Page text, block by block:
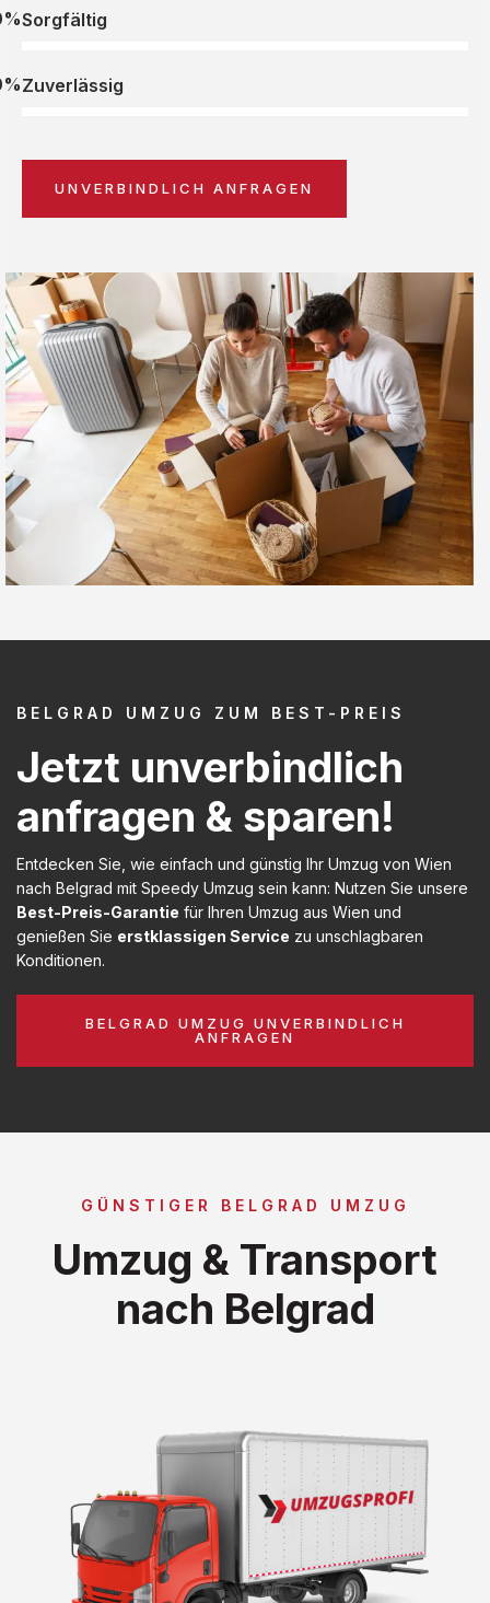
Sorgfältig
Zuverlässig
UNVERBINDLICH ANFRAGEN
BELGRAD UMZUG ZUM BEST-PREIS
Jetzt unverbindlich
anfragen & sparen!
Entdecken Sie, wie einfach und günstig Ihr Umzug von Wien
nach Belgrad mit Speedy Umzug sein kann: Nutzen Sie unsere
Best-Preis-Garantie für Ihren Umzug aus Wien und
genießen Sie erstklassigen Service zu unschlagbaren
Konditionen.
BELGRAD UMZUG UNVERBINDLICH
ANFRAGEN
GÜNSTIGER BELGRAD UMZUG
Umzug & Transport
nach Belgrad